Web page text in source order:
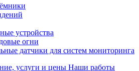
устройства
огни
датчики для систем мониторинга
услуги и цены Наши работы